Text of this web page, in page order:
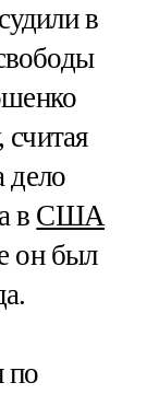
в
дело
в США
он был
по